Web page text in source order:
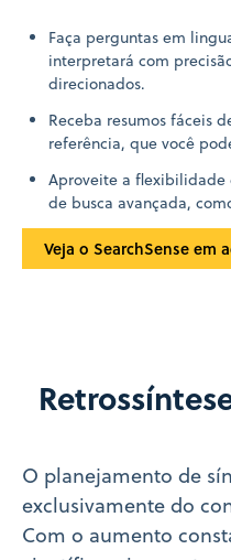
Faça perguntas em
interpretará com
direcionados.
Receba resumos fáceis
referência, que você
Aproveite a flexibilidade
de busca avançada,
Veja o SearchSense em
O planejamento de
exclusivamente do
Com o aumento